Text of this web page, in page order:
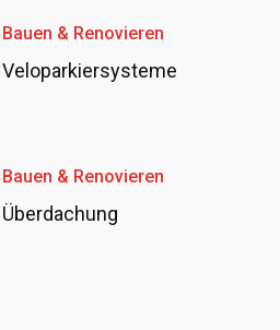
Bauen & Renovieren
Veloparkiersysteme
Bauen & Renovieren
Überdachung